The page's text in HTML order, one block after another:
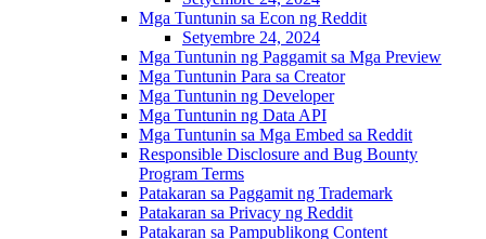
Mga Tuntunin sa Econ ng Reddit
Setyembre 24, 2024
Mga Tuntunin ng Paggamit sa Mga Preview
Mga Tuntunin Para sa Creator
Mga Tuntunin ng Developer
Mga Tuntunin ng Data API
Mga Tuntunin sa Mga Embed sa Reddit
Responsible Disclosure and Bug Bounty
Program Terms
Patakaran sa Paggamit ng Trademark
Patakaran sa Privacy ng Reddit
Patakaran sa Pampublikong Content